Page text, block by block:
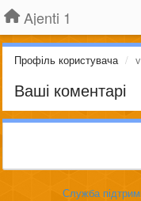
Ajenti 1
Профіль користувача
Ваші коментарі
Служба